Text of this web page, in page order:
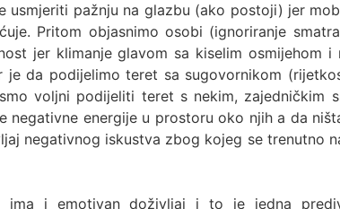
pažnju na glazbu (ako postoji) jer
Pritom objasnimo osobi (ignoriranje
jer klimanje glavom sa kiselim osmijehom
da podijelimo teret sa sugovornikom
voljni podijeliti teret s nekim, zajedničkim
negativne energije u prostoru oko njih a da
negativnog iskustva zbog kojeg se trenutno
ima i emotivan doživljaj i to je jedna